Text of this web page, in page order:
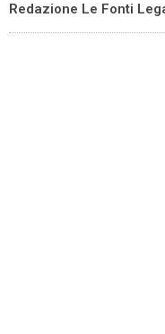
Redazione Le Fonti